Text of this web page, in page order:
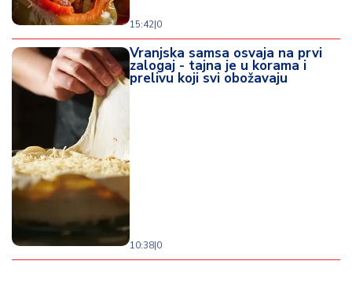
15:42|0
Vranjska samsa osvaja na prvi
zalogaj - tajna je u korama i
prelivu koji svi obožavaju
10:38|0